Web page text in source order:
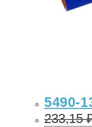
5490-
233,15